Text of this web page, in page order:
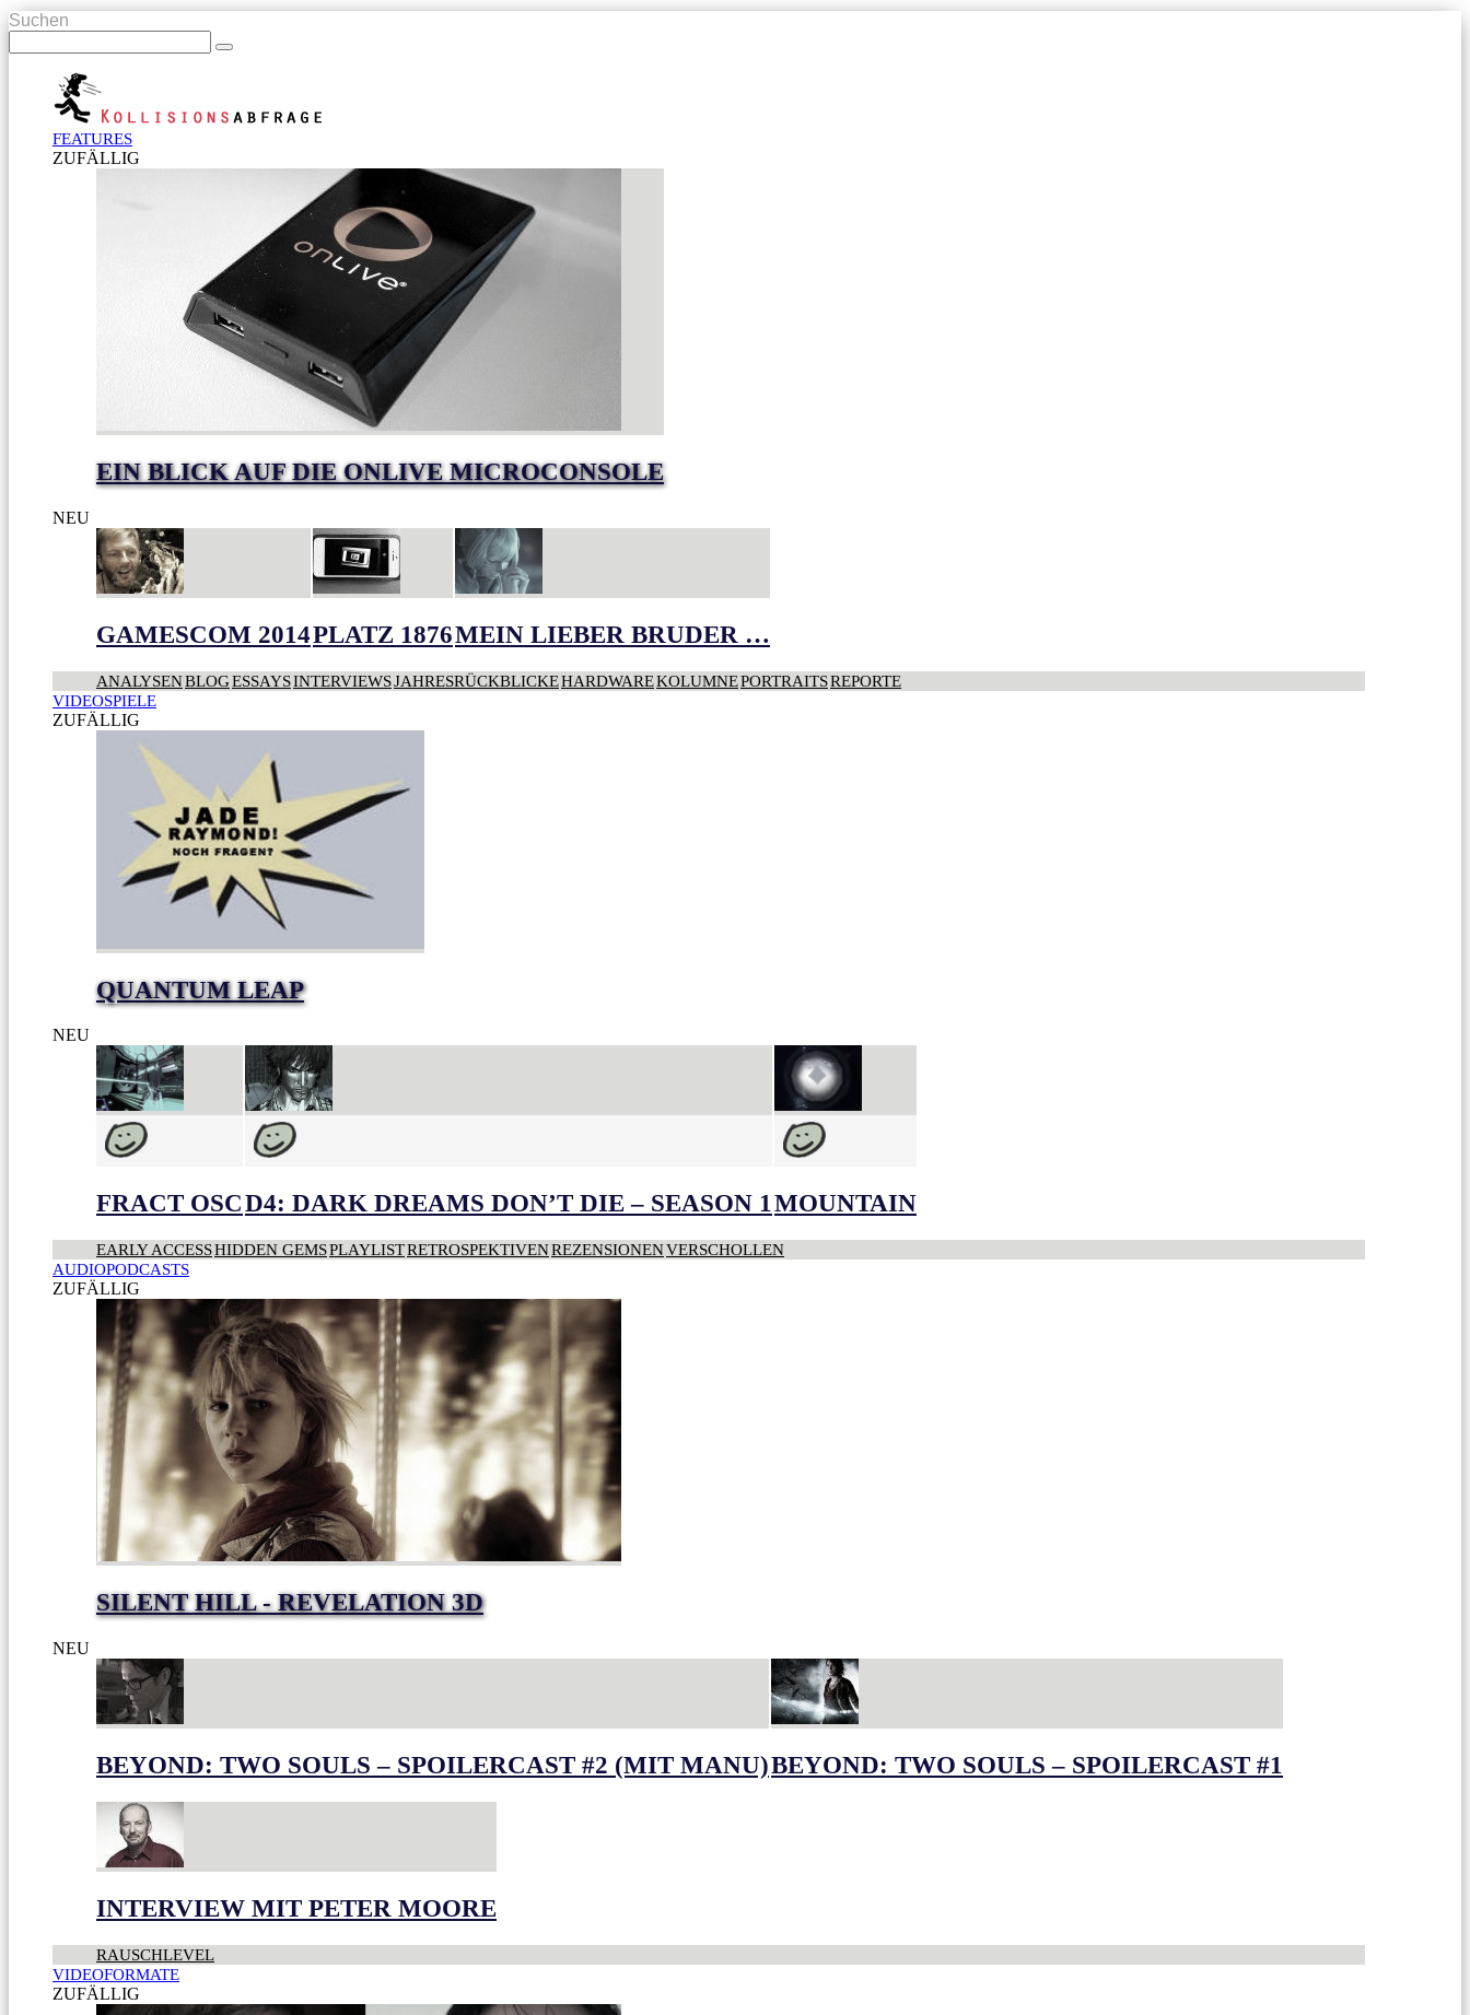
Suchen
FEATURES
ZUFÄLLIG
EIN BLICK AUF DIE ONLIVE MICROCONSOLE
NEU
GAMESCOM 2014PLATZ 1876MEIN LIEBER BRUDER …
ANALYSENBLOGESSAYSINTERVIEWSJAHRESRÜCKBLICKEHARDWAREKOLUMNEPORTRAITSREPORTE
VIDEOSPIELE
ZUFÄLLIG
QUANTUM LEAP
NEU
FRACT OSCD4: DARK DREAMS DON’T DIE – SEASON 1MOUNTAIN
EARLY ACCESSHIDDEN GEMSPLAYLISTRETROSPEKTIVENREZENSIONENVERSCHOLLEN
AUDIOPODCASTS
ZUFÄLLIG
SILENT HILL - REVELATION 3D
NEU
BEYOND: TWO SOULS – SPOILERCAST #2 (MIT MANU)BEYOND: TWO SOULS – SPOILERCAST #1
INTERVIEW MIT PETER MOORE
RAUSCHLEVEL
VIDEOFORMATE
ZUFÄLLIG